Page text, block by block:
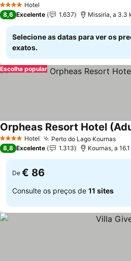
4 EstrelasHotel
8,6 Excelente 1.637 Missiria, a 3.3
Selecione as datas para ver os
exatos.
Escolha popular
4 EstrelasHotel Perto do Lago Kournas
Orpheas Resort Hotel
8,8 Excelente 1.313 Kournas, a
De € 86
Consulte os preços de 11 sites